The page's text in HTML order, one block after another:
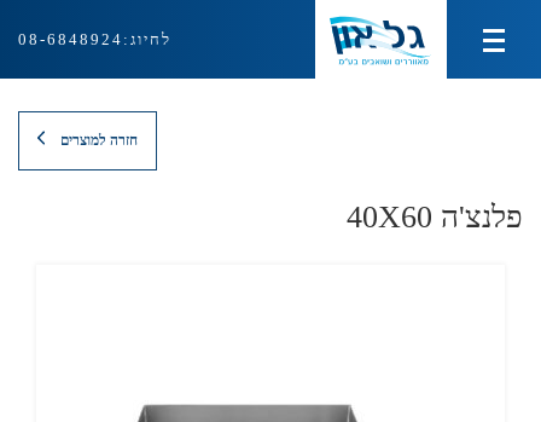
מוצרי איוורור ושאיבה
08-6848924 לחיוג:
חזרה למוצרים
פלנצ'ה 40X60